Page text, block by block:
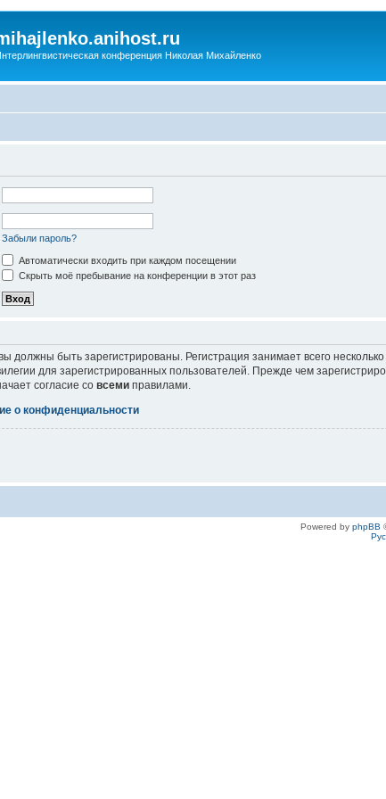
конференция Николая Михайленко
Забыли пароль?
Автоматически входить при каждом посещении
Скрыть моё пребывание на конференции в этот раз
должны быть зарегистрированы. Регистрация занимает всего
для зарегистрированных пользователей. Прежде чем
согласие со всеми правилами.
о конфиденциальности
Powered by phpBB